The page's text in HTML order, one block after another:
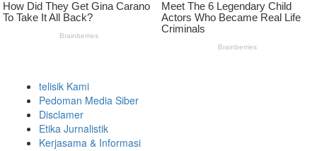
telisik Kami
Pedoman Media Siber
Disclamer
Etika Jurnalistik
Kerjasama & Informasi